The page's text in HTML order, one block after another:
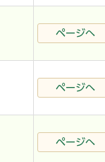
ページへ
ページへ
ページへ